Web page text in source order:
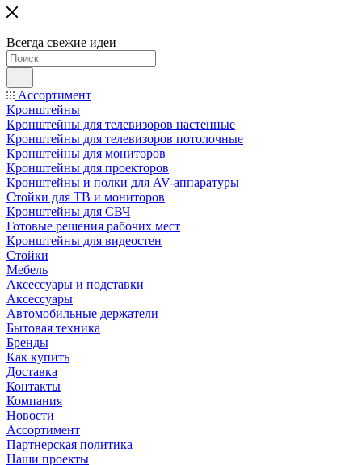
Всегда свежие идеи
Ассортимент
Кронштейны
Кронштейны для телевизоров настенные
Кронштейны для телевизоров потолочные
Кронштейны для мониторов
Кронштейны для проекторов
Кронштейны и полки для AV-аппаратуры
Стойки для ТВ и мониторов
Кронштейны для СВЧ
Готовые решения рабочих мест
Кронштейны для видеостен
Стойки
Мебель
Аксессуары и подставки
Аксессуары
Автомобильные держатели
Бытовая техника
Бренды
Как купить
Доставка
Контакты
Компания
Новости
Ассортимент
Партнерская политика
Наши проекты